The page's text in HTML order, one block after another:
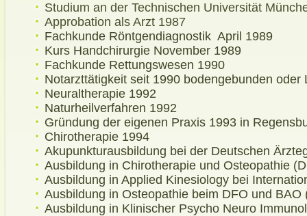
Studium an der Technischen Universität
Approbation als Arzt 1987
Fachkunde Röntgendiagnostik April 1989
Kurs Handchirurgie November 1989
Fachkunde Rettungswesen 1990
Notarzttätigkeit seit 1990 bodengebunden
Neuraltherapie 1992
Naturheilverfahren 1992
Gründung der eigenen Praxis 1993 in
Chirotherapie 1994
Akupunkturausbildung bei der Deutschen
Ausbildung in Chirotherapie und Osteopathie
Ausbildung in Applied Kinesiology bei
Ausbildung in Osteopathie beim DFO und BAO
Ausbildung in Klinischer Psycho Neuro